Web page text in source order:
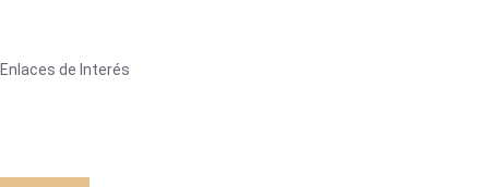
Enlaces de Interés